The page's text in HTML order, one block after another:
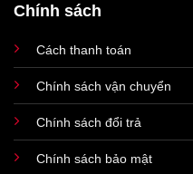
Chính sách
Cách thanh toán
Chính sách vận chuyển
Chính sách đổi trả
Chính sách bảo mật